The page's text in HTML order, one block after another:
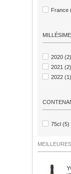
France
MILLÉSIME
2020 (2)
2021 (2)
2022 (1)
75cl (5)